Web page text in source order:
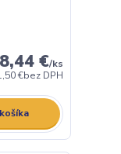
€/ks
€bez DPH